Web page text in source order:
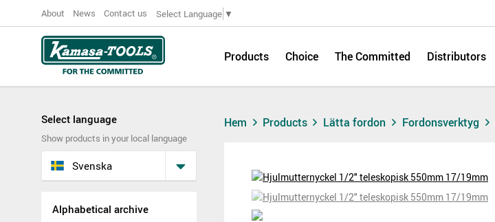
About News Contact us Select Language ▼
Products Choice The Committed Distributors
Select language
Show products in your local language
Svenska
Alphabetical archive
Hem Products Lätta fordon Fordonsverktyg